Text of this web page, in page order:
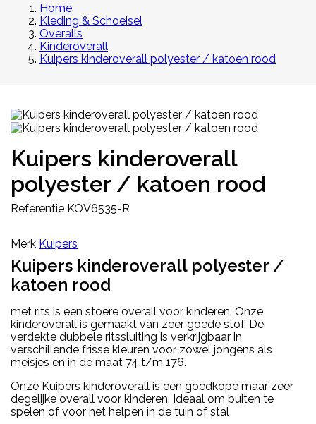
Home
Kleding & Schoeisel
Overalls
Kinderoverall
Kuipers kinderoverall polyester / katoen rood
Kuipers kinderoverall
polyester / katoen rood
Referentie KOV6535-R
Merk Kuipers
Kuipers kinderoverall polyester /
katoen rood
met rits is een stoere overall voor kinderen. Onze
kinderoverall is gemaakt van zeer goede stof. De
verdekte dubbele ritssluiting is verkrijgbaar in
verschillende frisse kleuren voor zowel jongens als
meisjes en in de maat 74 t/m 176.
Onze Kuipers kinderoverall is een goedkope maar zeer
degelijke overall voor kinderen. Ideaal om buiten te
spelen of voor het helpen in de tuin of stal